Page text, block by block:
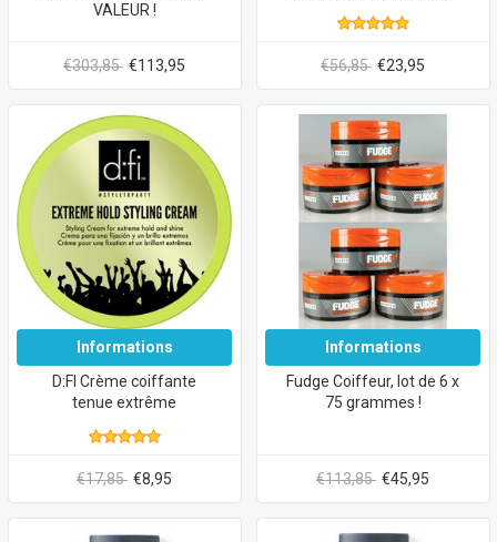
VALEUR !
€303,85 €113,95 €56,85 €23,95
Informations
D:FI Crème coiffante
tenue extrême
€17,85 €8,95
Informations
Fudge Coiffeur, lot de 6 x
75 grammes !
€113,85 €45,95